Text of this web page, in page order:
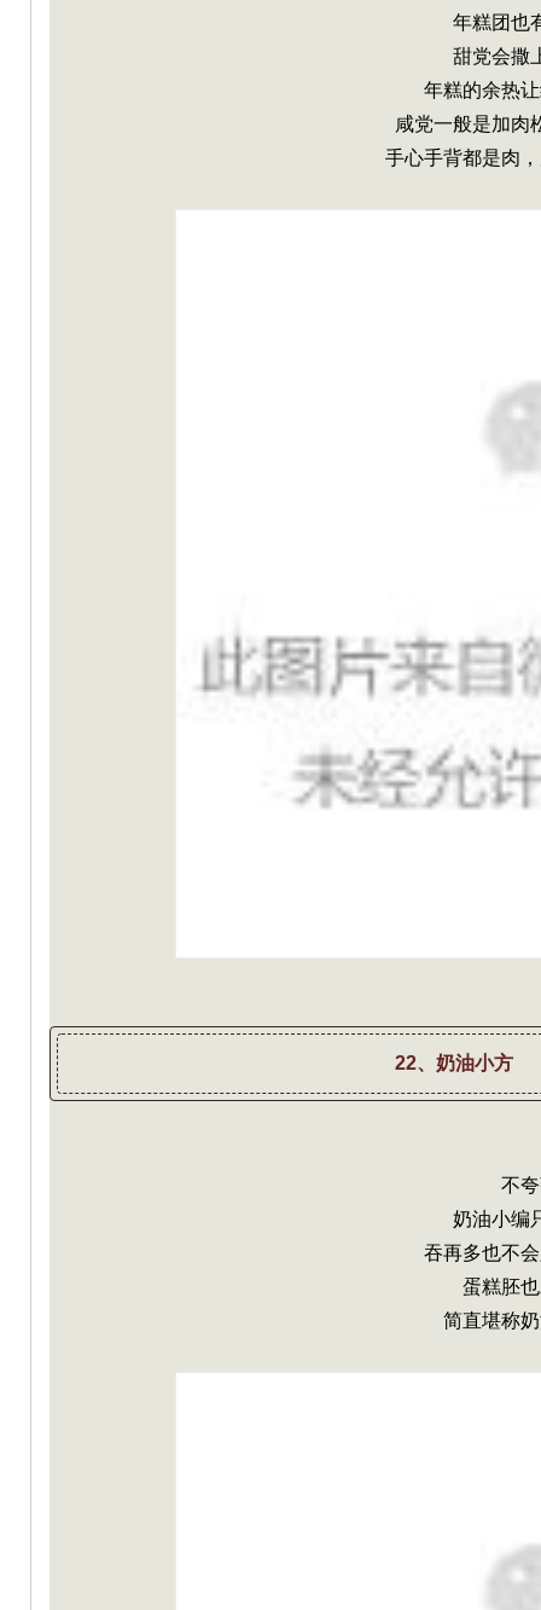
年糕团也
甜党会撒
年糕的余热
咸党一般是加肉
手心手背都是肉
22、奶油小方
不
奶油小编
吞再多也不
蛋糕胚
简直堪称